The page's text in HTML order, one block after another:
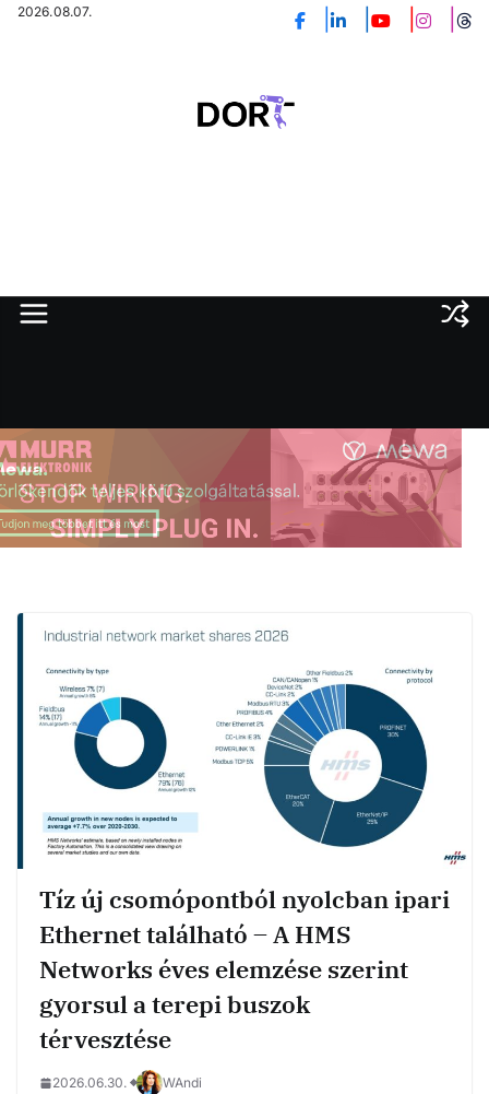
Skip2026.08.07.
Tíz új csomópontból nyolcban ipari
Ethernet található – A HMS
Networks éves elemzése szerint
gyorsul a terepi buszok
térvesztése
2026.06.30. WAndi